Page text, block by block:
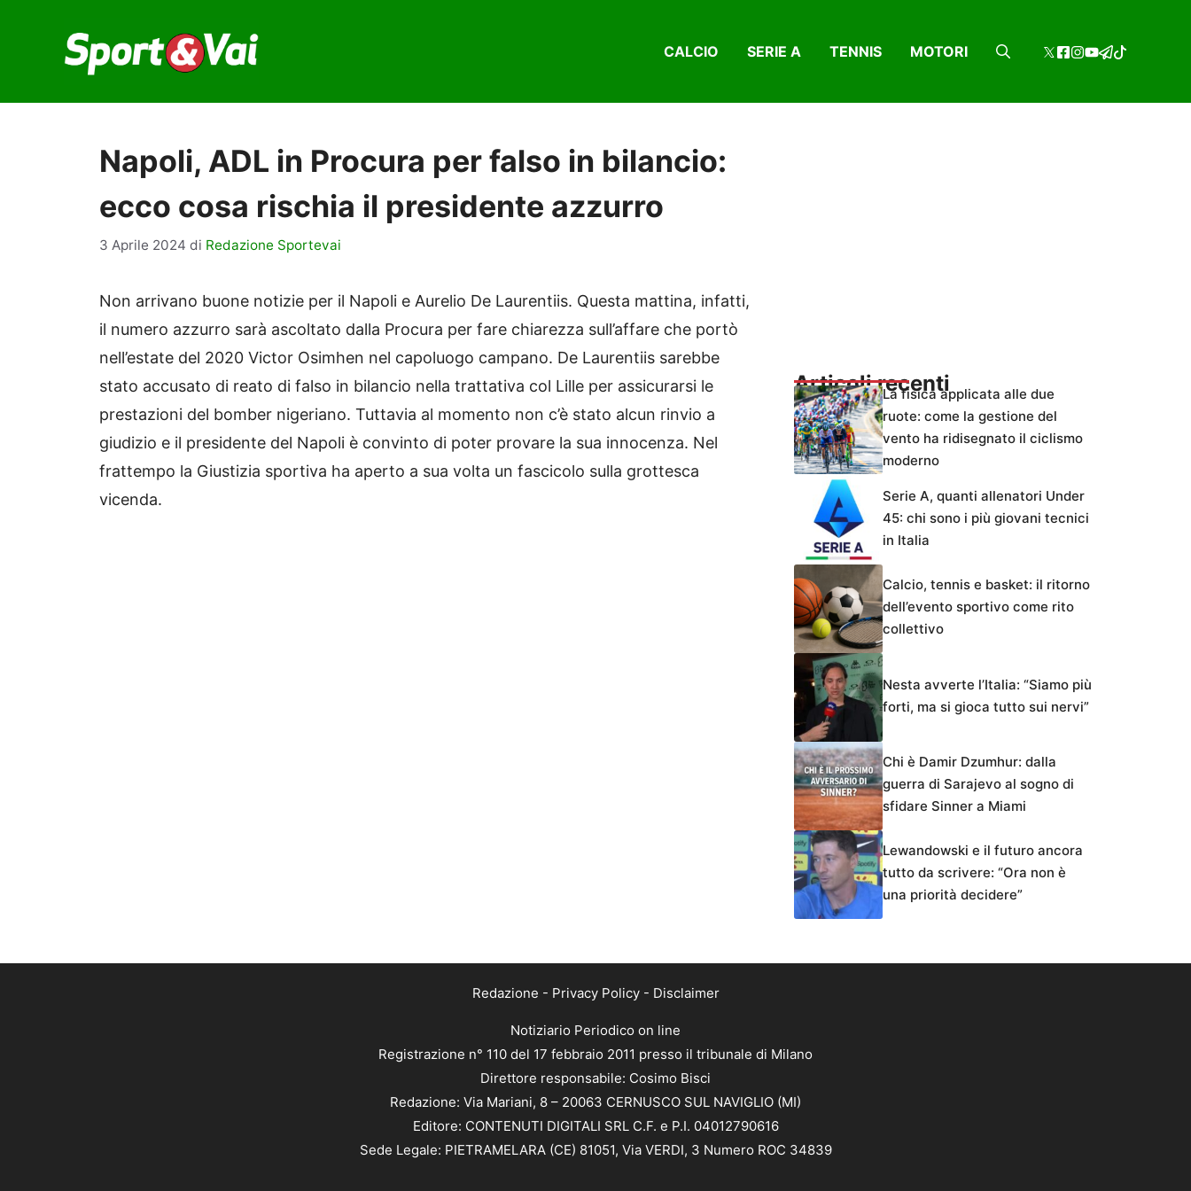
contenuto
CALCIO SERIE A TENNIS MOTORI
Napoli, ADL in Procura per falso in bilancio:
ecco cosa rischia il presidente azzurro
3 Aprile 2024 di Redazione Sportevai
Non arrivano buone notizie per il Napoli e Aurelio De Laurentiis. Questa mattina, infatti,
il numero azzurro sarà ascoltato dalla Procura per fare chiarezza sull’affare che portò
nell’estate del 2020 Victor Osimhen nel capoluogo campano. De Laurentiis sarebbe
stato accusato di reato di falso in bilancio nella trattativa col Lille per assicurarsi le
prestazioni del bomber nigeriano. Tuttavia al momento non c’è stato alcun rinvio a
giudizio e il presidente del Napoli è convinto di poter provare la sua innocenza. Nel
frattempo la Giustizia sportiva ha aperto a sua volta un fascicolo sulla grottesca
vicenda.
Articoli recentiLa fisica applicata alle due
ruote: come la gestione del
vento ha ridisegnato il ciclismo
moderno
Serie A, quanti allenatori Under
45: chi sono i più giovani tecnici
in Italia
Calcio, tennis e basket: il ritorno
dell’evento sportivo come rito
collettivo
Nesta avverte l’Italia: “Siamo più
forti, ma si gioca tutto sui nervi”
Chi è Damir Dzumhur: dalla
guerra di Sarajevo al sogno di
sfidare Sinner a Miami
Lewandowski e il futuro ancora
tutto da scrivere: “Ora non è
una priorità decidere”
Redazione - Privacy Policy- Disclaimer
Notiziario Periodico on line
Registrazione n° 110 del 17 febbraio 2011 presso il tribunale di Milano
Direttore responsabile: Cosimo Bisci
Redazione: Via Mariani, 8 – 20063 CERNUSCO SUL NAVIGLIO (MI)
Editore: CONTENUTI DIGITALI SRL C.F. e P.I. 04012790616
Sede Legale: PIETRAMELARA (CE) 81051, Via VERDI, 3 Numero ROC 34839